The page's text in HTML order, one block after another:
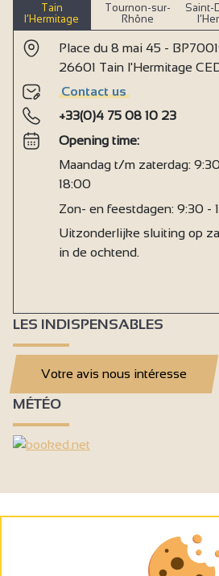
Tain
l’Hermitage
Tournon-sur-
Rhône
Saint-
Place du 8 mai 45 -
26601 Tain l'Hermitage
Contact us
+33(0)4 75 08 10 23
Opening time:
Maandag t/m zaterdag:
18:00
Zon- en feestdagen: 9:30 -
Uitzonderlijke sluiting op
in de ochtend.
LES INDISPENSABLES
Votre avis nous intéresse
MÉTÉO